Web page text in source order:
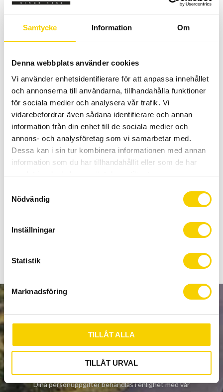
Samtycke Information Om
Denna webbplats använder cookies
Vi använder enhetsidentifierare för att anpassa innehållet
och annonserna till användarna, tillhandahålla funktioner
för sociala medier och analysera vår trafik. Vi
vidarebefordrar även sådana identifierare och annan
information från din enhet till de sociala medier och
annons- och analysföretag som vi samarbetar med.
Dessa kan i sin tur kombinera informationen med annan
information som du har tillhandahållit eller som de har
samlat in när du har använt deras tjänster.
s
v
a
l
Nödvändig
Inställningar
Statistik
Marknadsföring
TILLÅT ALLA
TILLÅT URVAL
+
-
KÖP
Allt inom cykel på ett ställe
Kunnig personal och hög kundnöjdhet
Lagerstatus
5 st i lager
Artikelnr
ICNE800011138Q
Tillverkare
Shimano
och har SHIMANO:s SIL-TEC-ytbehandling på stift- och inre
NYHETSBREV
PRENUMERERA
Dina personuppgifter behandlas i enlighet med vår